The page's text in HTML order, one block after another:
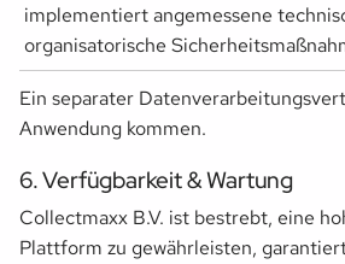
implementiert angemessene
organisatorische
Ein separater
Anwendung kommen.
6. Verfügbarkeit & Wartung
Collectmaxx B.V. ist bestrebt, eine
Plattform zu gewährleisten,